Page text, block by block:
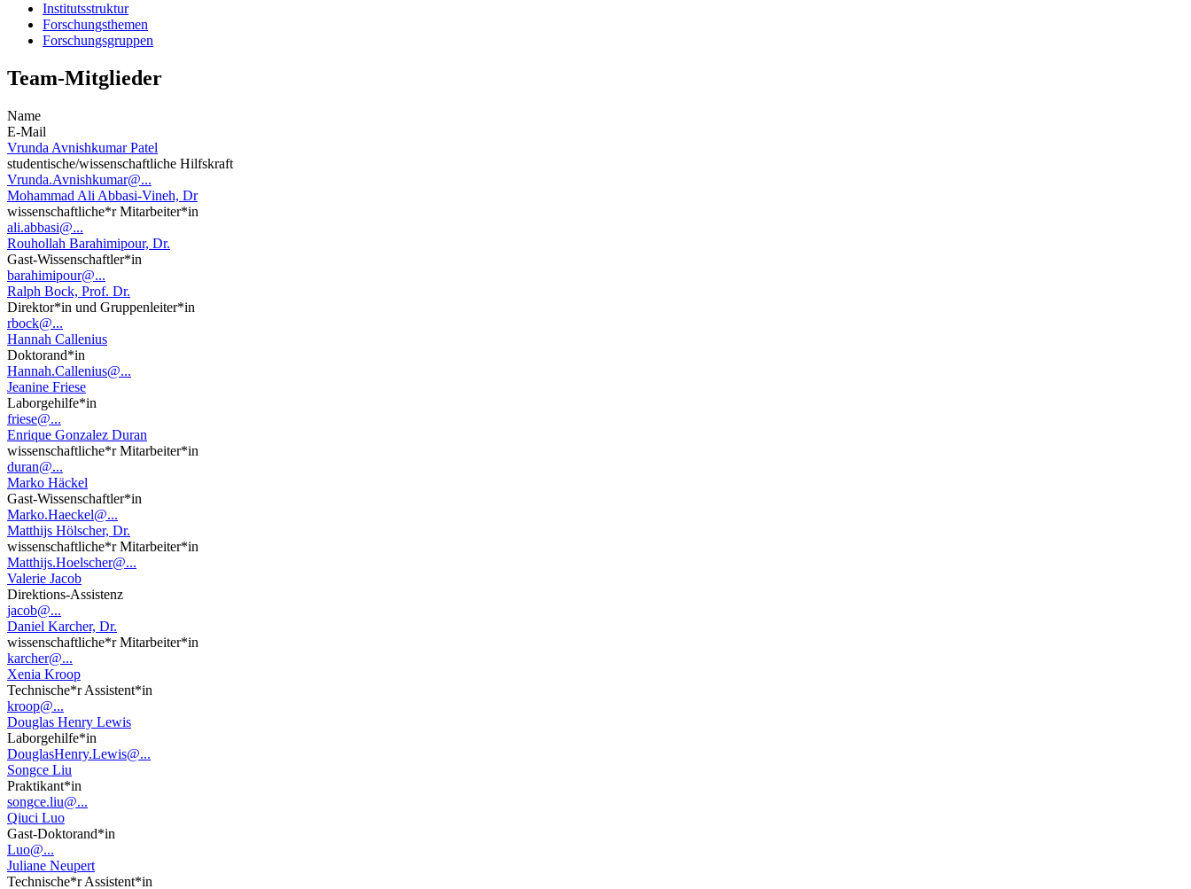
Institutsstruktur
Forschungsthemen
Forschungsgruppen
Team-Mitglieder
Name
E-Mail
Vrunda Avnishkumar Patel
studentische/wissenschaftliche Hilfskraft
Vrunda.Avnishkumar@...
Mohammad Ali Abbasi-Vineh, Dr
wissenschaftliche*r Mitarbeiter*in
ali.abbasi@...
Rouhollah Barahimipour, Dr.
Gast-Wissenschaftler*in
barahimipour@...
Ralph Bock, Prof. Dr.
Direktor*in und Gruppenleiter*in
rbock@...
Hannah Callenius
Doktorand*in
Hannah.Callenius@...
Jeanine Friese
Laborgehilfe*in
friese@...
Enrique Gonzalez Duran
wissenschaftliche*r Mitarbeiter*in
duran@...
Marko Häckel
Gast-Wissenschaftler*in
Marko.Haeckel@...
Matthijs Hölscher, Dr.
wissenschaftliche*r Mitarbeiter*in
Matthijs.Hoelscher@...
Valerie Jacob
Direktions-Assistenz
jacob@...
Daniel Karcher, Dr.
wissenschaftliche*r Mitarbeiter*in
karcher@...
Xenia Kroop
Technische*r Assistent*in
kroop@...
Douglas Henry Lewis
Laborgehilfe*in
DouglasHenry.Lewis@...
Songce Liu
Praktikant*in
songce.liu@...
Qiuci Luo
Gast-Doktorand*in
Luo@...
Juliane Neupert
Technische*r Assistent*in